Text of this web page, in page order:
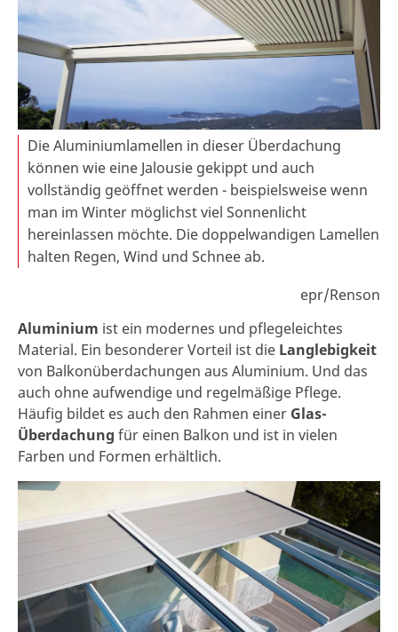
Die Aluminiumlamellen in dieser Überdachung
können wie eine Jalousie gekippt und auch
vollständig geöffnet werden - beispielsweise wenn
man im Winter möglichst viel Sonnenlicht
hereinlassen möchte. Die doppelwandigen Lamellen
halten Regen, Wind und Schnee ab.
epr/Renson
Aluminium ist ein modernes und pflegeleichtes
Material. Ein besonderer Vorteil ist die Langlebigkeit
von Balkonüberdachungen aus Aluminium. Und das
auch ohne aufwendige und regelmäßige Pflege.
Häufig bildet es auch den Rahmen einer Glas-
Überdachung für einen Balkon und ist in vielen
Farben und Formen erhältlich.